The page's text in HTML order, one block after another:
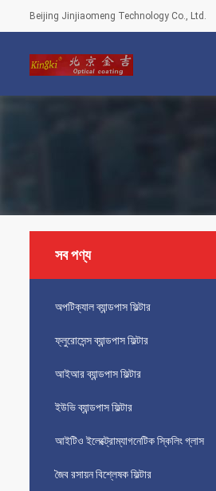
Beijing Jinjiaomeng Technology Co., Ltd.
সব পণ্য
অপটিক্যাল ব্যান্ডপাস ফিল্টার
ফ্লুরোসেন্স ব্যান্ডপাস ফিল্টার
আইআর ব্যান্ডপাস ফিল্টার
ইউভি ব্যান্ডপাস ফিল্টার
আইটিও ইলেক্ট্রোম্যাগনেটিক স্কিলিং গ্লাস
জৈব রসায়ন বিশ্লেষক ফিল্টার